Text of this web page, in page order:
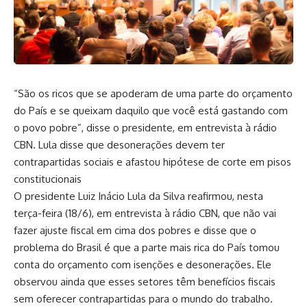
“São os ricos que se apoderam de uma parte do orçamento
do País e se queixam daquilo que você está gastando com
o povo pobre”, disse o presidente, em entrevista à rádio
CBN. Lula disse que desonerações devem ter
contrapartidas sociais e afastou hipótese de corte em pisos
constitucionais
O presidente Luiz Inácio Lula da Silva reafirmou, nesta
terça-feira (18/6), em entrevista à rádio CBN, que não vai
fazer ajuste fiscal em cima dos pobres e disse que o
problema do Brasil é que a parte mais rica do País tomou
conta do orçamento com isenções e desonerações. Ele
observou ainda que esses setores têm benefícios fiscais
sem oferecer contrapartidas para o mundo do trabalho.